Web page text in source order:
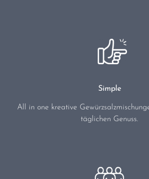
Simple
All in one kreative
täglichen Genuss.